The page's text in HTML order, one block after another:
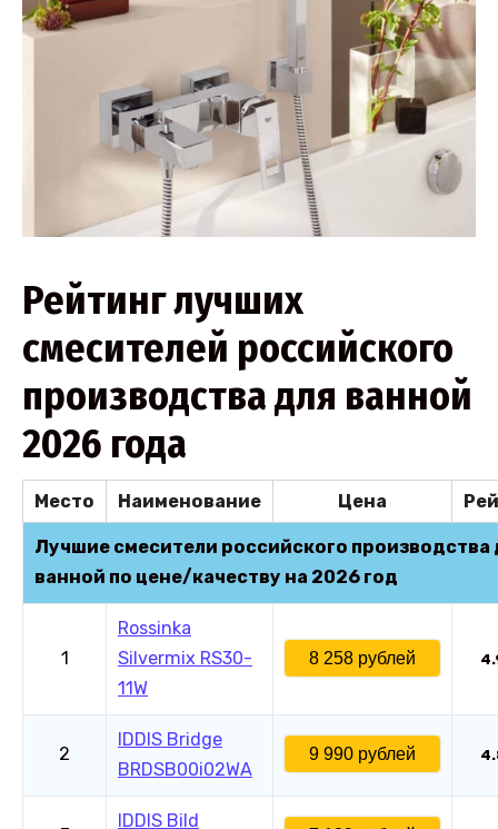
Рейтинг лучших
смесителей российского
производства для ванной
2026 года
Место Наименование Цена
Лучшие смесители российского производства
ванной по цене/качеству на 2026 год
1
Rossinka
Silvermix RS30-
11W
8 258 рублей
2
IDDIS Bridge
BRDSB00i02WA
9 990 рублей
IDDIS Bild